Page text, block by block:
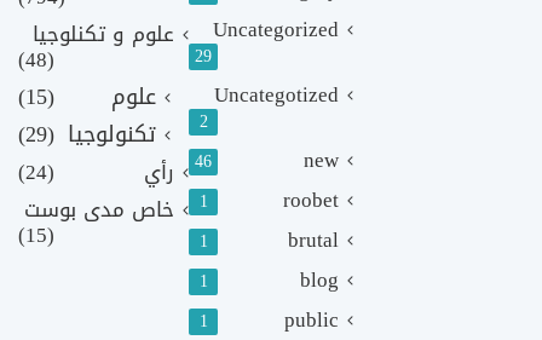
Uncategorized
29
Uncategotized
2
new
46
roobet
1
brutal
1
blog
1
public
1
علوم و تكنلوجيا
(48)
علوم
(15)
تكنولوجيا (29)
رأي
(24)
خاص مدى بوست
(15)